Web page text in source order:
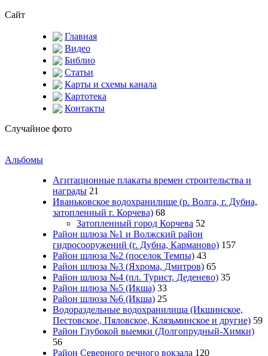
Сайт
Главная
Видео
Библио
Статьи
Карты и схемы канала
Картотека
Контакты
Случайное фото
Альбомы
Агитационные плакаты времен строительства и
награды 21
Иваньковское водохранилище (р. Волга, г. Дубна,
затопленный г. Корчева) 68
Затопленный город Корчева 52
Район шлюза №1 и Волжский район
гидросооружений (г. Дубна, Карманово) 157
Район шлюза №2 (поселок Темпы) 43
Район шлюза №3 (Яхрома, Дмитров) 65
Район шлюза №4 (пл. Турист, Деденево) 35
Район шлюза №5 (Икша) 33
Район шлюза №6 (Икша) 25
Водораздельные водохранилища (Икшинское,
Пестовское, Пяловское, Клязьминское и другие) 59
Район Глубокой выемки (Долгопрудный-Химки)
56
Район Северного речного вокзала 120